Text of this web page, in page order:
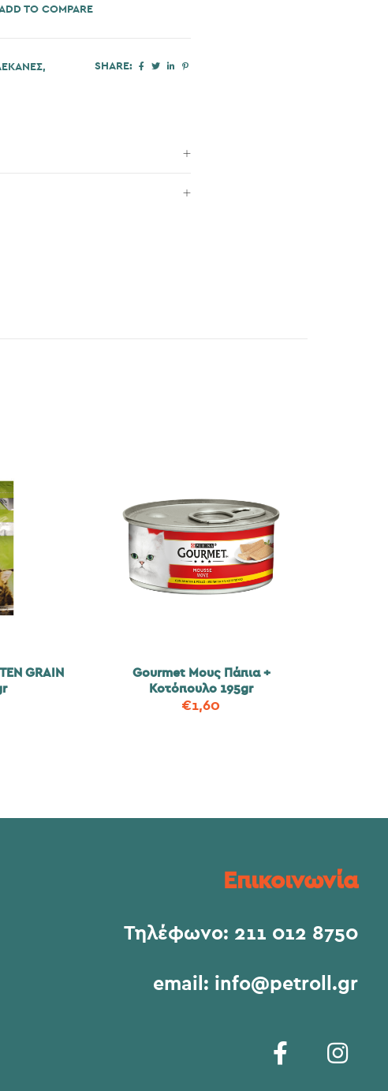
TO COMPARE
,
SHARE:
GRAIN
Gourmet Μους Πάπια +
Κοτόπουλο 195gr
€1,60
Επικοινωνία
Τηλέφωνο: 211 012 8750
email: info@petroll.gr